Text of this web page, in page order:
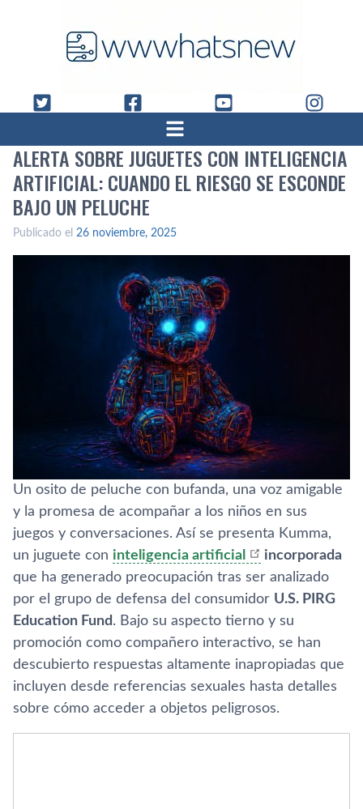
ALERTA SOBRE JUGUETES CON INTELIGENCIA
ARTIFICIAL: CUANDO EL RIESGO SE ESCONDE
BAJO UN PELUCHE
Publicado el 26 noviembre, 2025
Un osito de peluche con bufanda, una voz amigable
y la promesa de acompañar a los niños en sus
juegos y conversaciones. Así se presenta Kumma,
un juguete con inteligencia artificial
incorporada
que ha generado preocupación tras ser analizado
por el grupo de defensa del consumidor U.S. PIRG
Education Fund. Bajo su aspecto tierno y su
promoción como compañero interactivo, se han
descubierto respuestas altamente inapropiadas que
incluyen desde referencias sexuales hasta detalles
sobre cómo acceder a objetos peligrosos.